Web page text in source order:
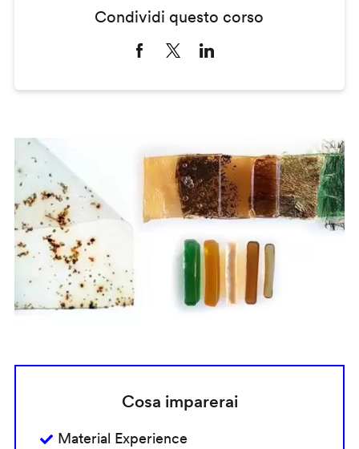
Condividi questo corso
Cosa imparerai
Material Experience